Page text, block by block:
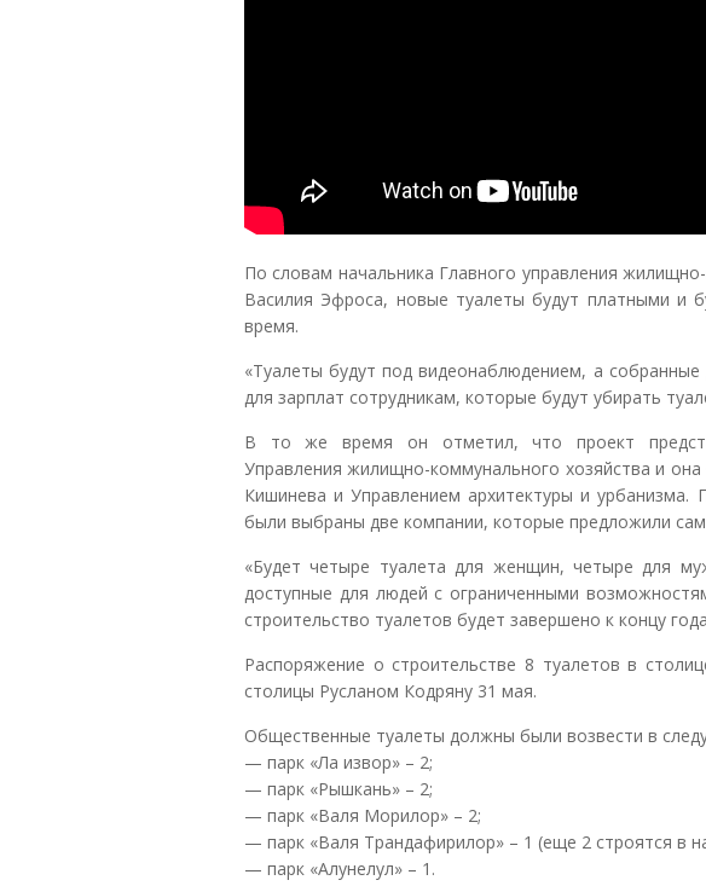
По словам начальника Главного управления
Василия Эфроса, новые туалеты будут платными и
время.
«Туалеты будут под видеонаблюдением, а
для зарплат сотрудникам, которые будут убирать
В то же время он отметил, что проект
Управления жилищно-коммунального хозяйства и
Кишинева и Управлением архитектуры и урбанизма.
были выбраны две компании, которые предложили
«Будет четыре туалета для женщин, четыре для
доступные для людей с ограниченными
строительство туалетов будет завершено к концу
Распоряжение о строительстве 8 туалетов в
столицы Русланом Кодряну 31 мая.
Общественные туалеты должны были возвести в
— парк «Ла извор» – 2;
— парк «Рышкань» – 2;
— парк «Валя Морилор» – 2;
— парк «Валя Трандафирилор» – 1 (еще 2 строятся в
— парк «Алунелул» – 1.